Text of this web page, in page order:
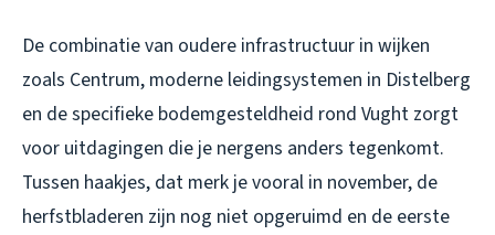
De combinatie van oudere infrastructuur in wijken
zoals Centrum, moderne leidingsystemen in Distelberg
en de specifieke bodemgesteldheid rond Vught zorgt
voor uitdagingen die je nergens anders tegenkomt.
Tussen haakjes, dat merk je vooral in november, de
herfstbladeren zijn nog niet opgeruimd en de eerste